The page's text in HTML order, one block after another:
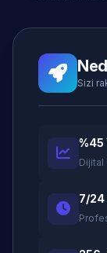
Sizi
%45
Dijital
7/24